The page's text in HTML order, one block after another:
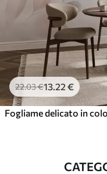
22.03€13 .22 €
Fogliame delicato in